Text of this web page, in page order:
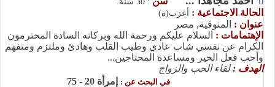
الحالة الاجتماعية : أعزب(ة)
عنوان : المنوفية, مصر
الإهتمامات : السلام عليكم ورحمة الله وبركاته السادة المحترمون
الكرام عن نفسي شاب عادي وطيب القلب وهادئ وملتزم ومتفهم
وأحب فعل الخير ومساعدة المحتاجين...
الهدف :لقاء الحب والزواج
في البحث عن : إمرأة 20 - 75